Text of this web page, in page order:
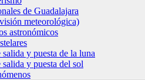
de Guadalajara
meteorológica)
astronómicos
salida y puesta de la luna
salida y puesta del sol